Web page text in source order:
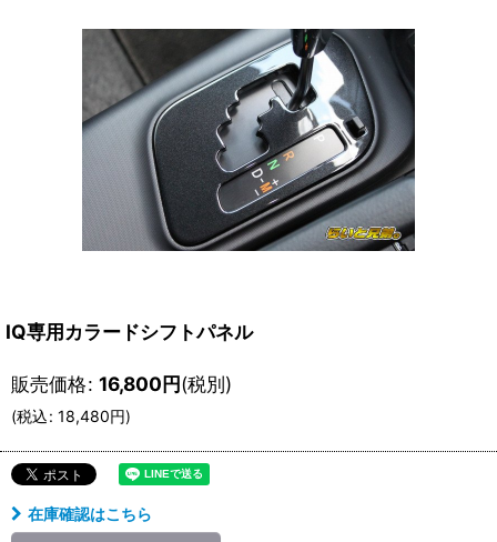
IQ専用カラードシフトパネル
販売価格: 16,800円(税別)
(税込: 18,480円)
在庫確認はこちら